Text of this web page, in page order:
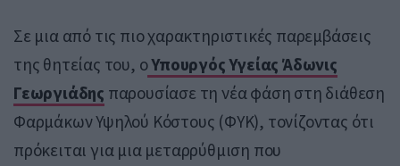
Σε μια από τις πιο χαρακτηριστικές παρεμβάσεις
της θητείας του, οΥπουργός Υγείας Άδωνις
Γεωργιάδης παρουσίασε τη νέα φάση στη διάθεση
Φαρμάκων Υψηλού Κόστους (ΦΥΚ), τονίζοντας ότι
πρόκειται για μια μεταρρύθμιση που